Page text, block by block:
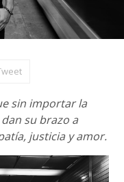
sin importar la
su brazo a
justicia y amor.